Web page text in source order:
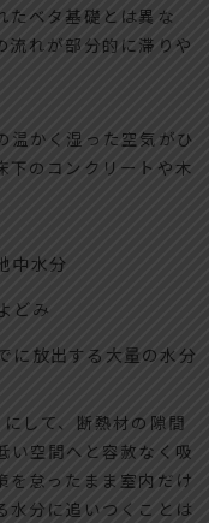
たベタ基礎とは異な
流れが部分的に滞りや
温かく湿った空気がひ
下のコンクリートや木
中水分
どみ
に放出する大量の水分
して、断熱材の隙間
い空間へと容赦なく吸
を怠ったまま室内だけ
水分に追いつくことは